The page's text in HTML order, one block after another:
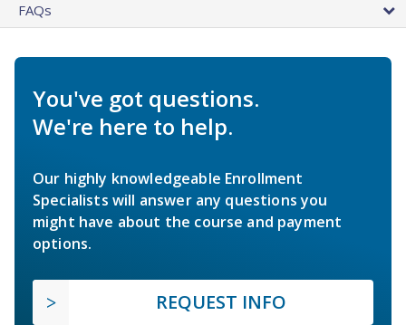
FAQs
You've got questions.
We're here to help.
Our highly knowledgeable Enrollment
Specialists will answer any questions you
might have about the course and payment
options.
REQUEST INFO